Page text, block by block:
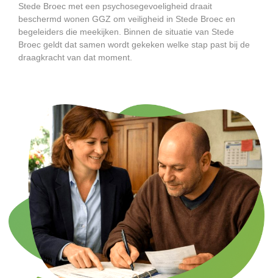
Stede Broec met een psychosegevoeligheid draait
beschermd wonen GGZ om veiligheid in Stede Broec en
begeleiders die meekijken. Binnen de situatie van Stede
Broec geldt dat samen wordt gekeken welke stap past bij de
draagkracht van dat moment.